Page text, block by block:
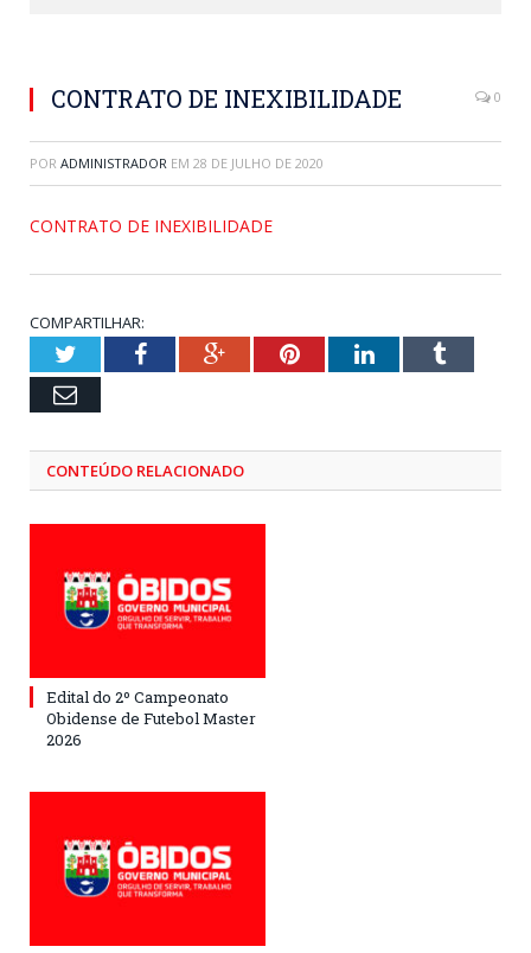
CONTRATO DE INEXIBILIDADE 0
POR ADMINISTRADOR EM 28 DE JULHO DE 2020
CONTRATO DE INEXIBILIDADE
COMPARTILHAR:
TwitterFacebookGoogle+PinterestLinkedInTumblr
Email
CONTEÚDO RELACIONADO
Edital do 2º Campeonato
Obidense de Futebol Master
2026